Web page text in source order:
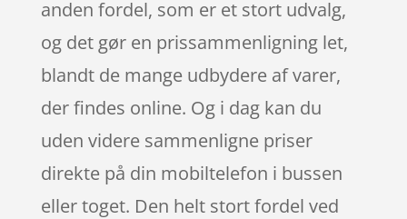
anden fordel, som er et stort udvalg,
og det gør en prissammenligning let,
blandt de mange udbydere af varer,
der findes online. Og i dag kan du
uden videre sammenligne priser
direkte på din mobiltelefon i bussen
eller toget. Den helt stort fordel ved